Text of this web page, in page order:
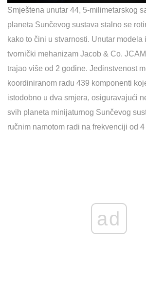
Smještena unutar 44, 5-milimetarskog
planeta Sunčevog sustava stalno se
kako to čini u stvarnosti. Unutar modela
tvornički mehanizam Jacob & Co.
trajao više od 2 godine. Jedinstvenost
koordiniranom radu 439 komponenti
istodobno u dva smjera, osiguravajući
svih planeta minijaturnog Sunčevog
ručnim namotom radi na frekvenciji od 4
ad